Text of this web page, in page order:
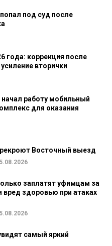
под суд после
года: коррекция после
вторички
работу мобильный
для оказания
Восточный выезд
заплатят уфимцам за
вред здоровью при атаках
самый яркий